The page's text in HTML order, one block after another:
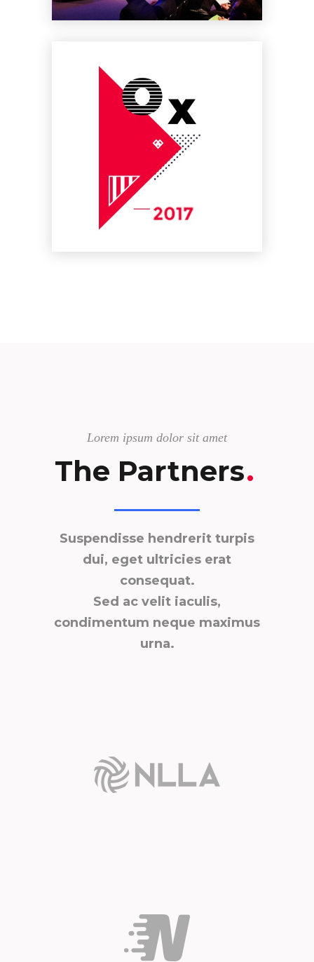
Lorem ipsum dolor sit amet
The Partners
.
Suspendisse hendrerit turpis
dui, eget ultricies erat
consequat.
Sed ac velit iaculis,
condimentum neque maximus
urna.